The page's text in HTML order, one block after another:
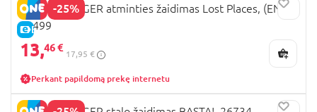
-25%
E-KAINA
RAVENSBURGER atminties žaidimas Lost Places, (EN),
23499
13,46 €
17,95 €
Perkant papildomą prekę internetu